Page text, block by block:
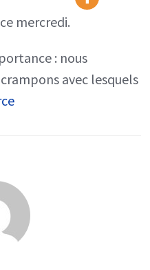
l’effigie
Fortnite
contre
mercredi.
: nous
avec lesquels